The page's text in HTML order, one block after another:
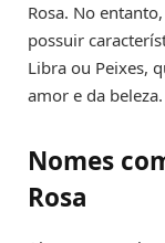
Rosa. No
possuir
Libra ou Peixes,
amor e da beleza.
Nomes
Rosa